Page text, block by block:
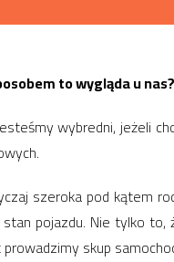
to wygląda u nas?
wybredni, jeżeli
szeroka pod kątem
pojazdu. Nie tylko
skup